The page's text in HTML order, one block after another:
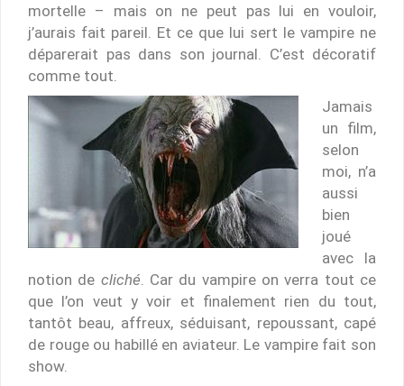
mortelle – mais on ne peut pas lui en vouloir,
j’aurais fait pareil. Et ce que lui sert le vampire ne
déparerait pas dans son journal. C’est décoratif
comme tout.
Jamais
un film,
selon
moi, n’a
aussi
bien
joué
avec la
notion de cliché . Car du vampire on verra tout ce
que l’on veut y voir et finalement rien du tout,
tantôt beau, affreux, séduisant, repoussant, capé
de rouge ou habillé en aviateur. Le vampire fait son
show.